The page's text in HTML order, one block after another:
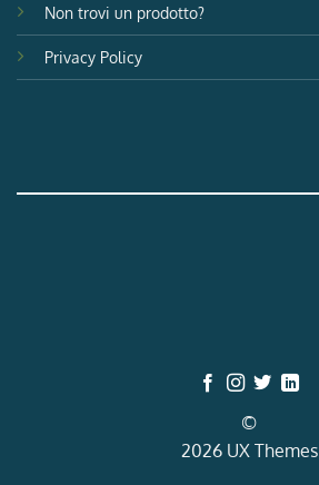
Non trovi un prodotto?
Privacy Policy
©
2026 UX Themes